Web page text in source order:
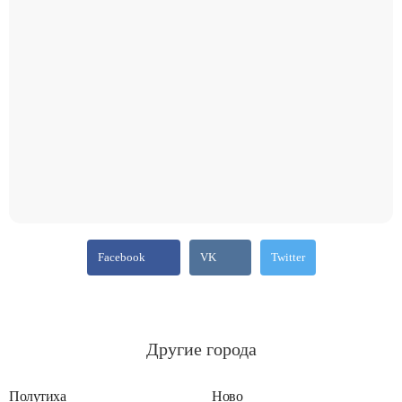
Facebook VK Twitter
Другие города
Полутиха Ново